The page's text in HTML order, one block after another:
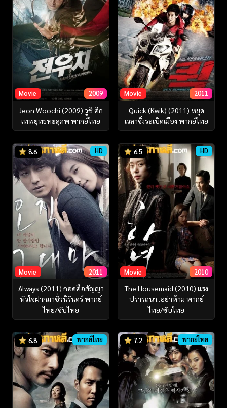
Movie 2009
Jeon Woochi (2009) วูชิ ศึก
เทพยุทธทะลุภพ พากย์ไทย
Movie 2011
Quick (Kwik) (2011) หยุด
เวลาซิ่งระเบิดเมือง พากย์ไทย
8.6 HD
Movie 2011
Always (2011) กอดคือสัญญา
หัวใจฝากมาชั่วนิรันดร์ พากย์
ไทย/ซับไทย
6.5 HD
Movie 2010
The Housemaid (2010) แรง
ปรารถนา..อย่าห้าม พากย์
ไทย/ซับไทย
6.8 พากย์ไทย 7.2 พากย์ไทย